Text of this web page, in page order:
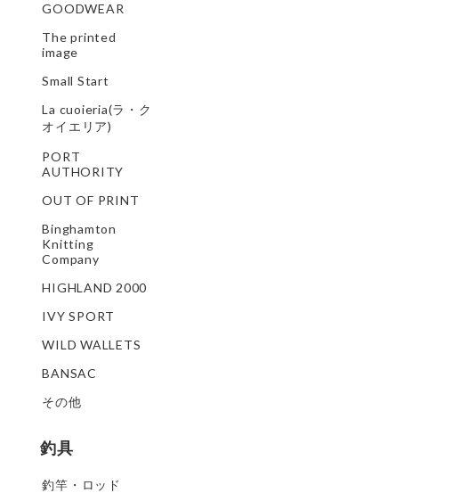
GOODWEAR
The printed
image
Small Start
La cuoieria(ラ・ク
オイエリア)
PORT
AUTHORITY
OUT OF PRINT
Binghamton
Knitting
Company
HIGHLAND 2000
IVY SPORT
WILD WALLETS
BANSAC
その他
釣具
釣竿・ロッド